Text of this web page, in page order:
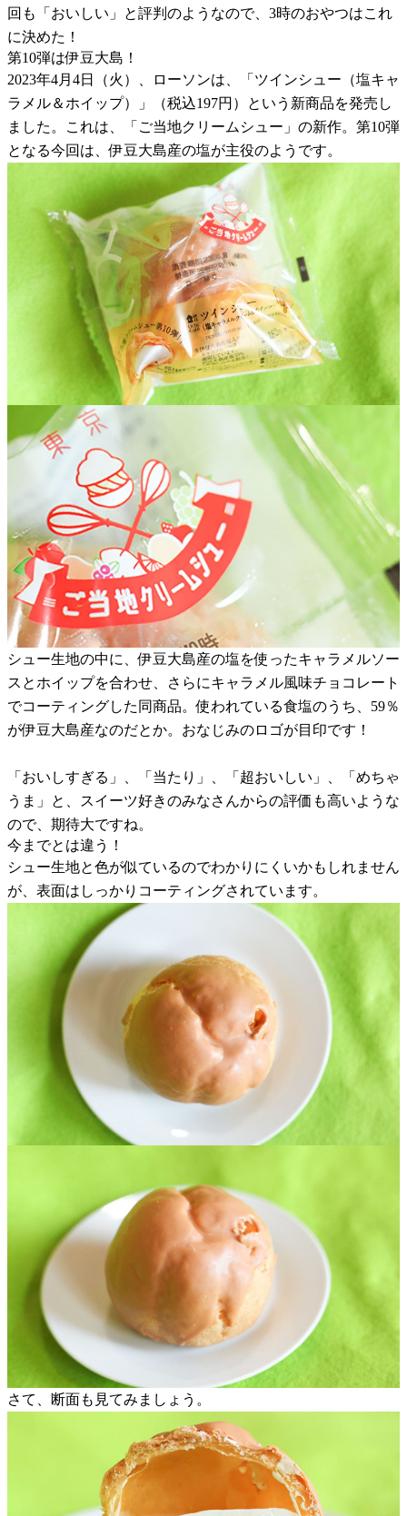
回も「おいしい」と評判のようなので、3時のおやつはこれ
に決めた！
第10弾は伊豆大島！
2023年4月4日（火）、ローソンは、「ツインシュー（塩キャ
ラメル＆ホイップ）」（税込197円）という新商品を発売し
ました。これは、「ご当地クリームシュー」の新作。第10弾
となる今回は、伊豆大島産の塩が主役のようです。
シュー生地の中に、伊豆大島産の塩を使ったキャラメルソー
スとホイップを合わせ、さらにキャラメル風味チョコレート
でコーティングした同商品。使われている食塩のうち、59％
が伊豆大島産なのだとか。おなじみのロゴが目印です！
「おいしすぎる」、「当たり」、「超おいしい」、「めちゃ
うま」と、スイーツ好きのみなさんからの評価も高いような
ので、期待大ですね。
今までとは違う！
シュー生地と色が似ているのでわかりにくいかもしれません
が、表面はしっかりコーティングされています。
さて、断面も見てみましょう。